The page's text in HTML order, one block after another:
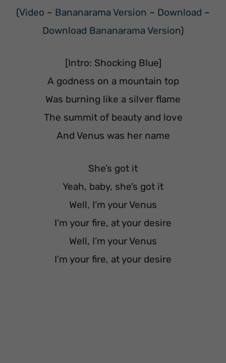
(Video – Bananarama Version – Download –
Download Bananarama Version)
[Intro: Shocking Blue]
A godness on a mountain top
Was burning like a silver flame
The summit of beauty and love
And Venus was her name
She’s got it
Yeah, baby, she’s got it
Well, I’m your Venus
I’m your fire, at your desire
Well, I’m your Venus
I’m your fire, at your desire